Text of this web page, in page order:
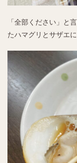
「全部ください」と
たハマグリとサザエに